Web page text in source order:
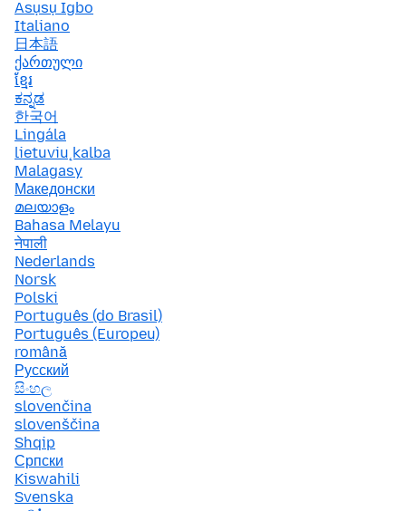
Asụsụ Igbo
Italiano
日本語
ქართული
ខ្មែរ
ಕನ್ನಡ
한국어
Lingála
lietuvių kalba
Malagasy
Македонски
മലയാളം
Bahasa Melayu
नेपाली
Nederlands
Norsk
Polski
Português (do Brasil)
Português (Europeu)
română
Русский
සිංහල
slovenčina
slovenščina
Shqip
Српски
Kiswahili
Svenska